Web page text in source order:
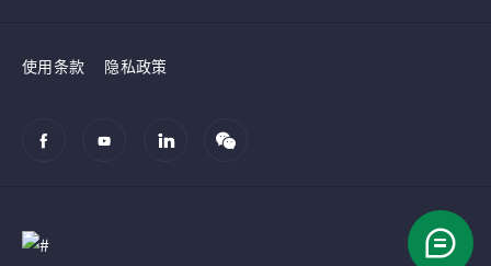
使用条款 隐私政策